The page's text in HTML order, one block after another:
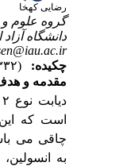
رضایی کهخا
گروه علوم و
دانشگاه آزاد
چکیده:
(۱۳۳۲ مشاهده)
مقدمه و
است که
چاقی می
به